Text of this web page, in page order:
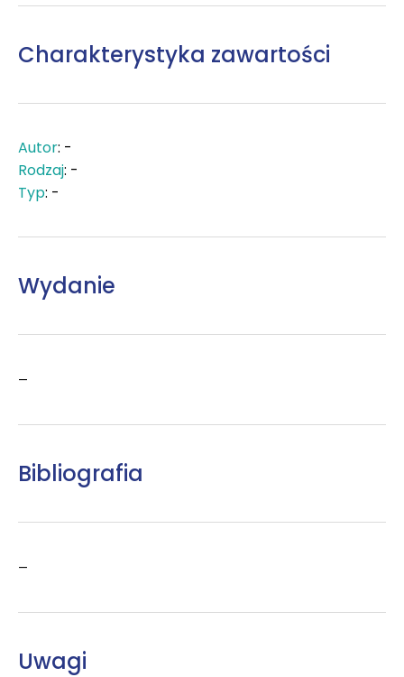
Charakterystyka zawartości
Autor: -
Rodzaj: -
Typ: -
Wydanie
–
Bibliografia
–
Uwagi